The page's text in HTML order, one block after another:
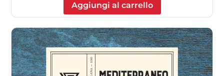
Aggiungi al carrello